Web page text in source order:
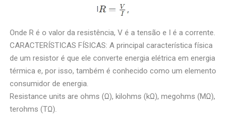
Onde R é o valor da resistência, V é a tensão e I é a corrente.
CARACTERÍSTICAS FÍSICAS: A principal característica física
de um resistor é que ele converte energia elétrica em energia
térmica e, por isso, também é conhecido como um elemento
consumidor de energia.
Resistance units are ohms (Ω), kilohms (kΩ), megohms (MΩ),
terohms (TΩ).